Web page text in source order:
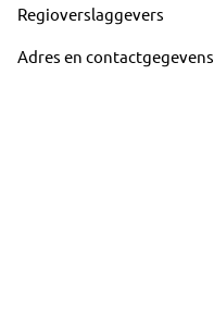
Regioverslaggevers
Adres en contactgegevens